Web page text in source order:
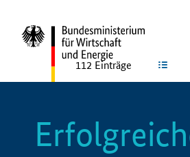
112 Einträge